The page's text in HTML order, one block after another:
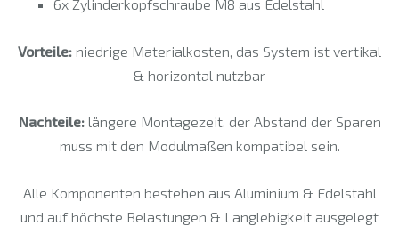
6x Zylinderkopfschraube M8 aus Edelstahl
Vorteile: niedrige Materialkosten, das System ist vertikal
& horizontal nutzbar
Nachteile:längere Montagezeit, der Abstand der Sparen
muss mit den Modulmaßen kompatibel sein.
Alle Komponenten bestehen aus Aluminium & Edelstahl
und auf höchste Belastungen & Langlebigkeit ausgelegt